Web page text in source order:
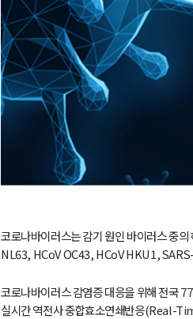
코로나바이러스는 감기 원인 바이러스 중
NL63, HCoV OC43, HCoV HKU1,
코로나바이러스 감염증 대응을 위해 전국
실시간 역전사 중합효소연쇄반응(Real-